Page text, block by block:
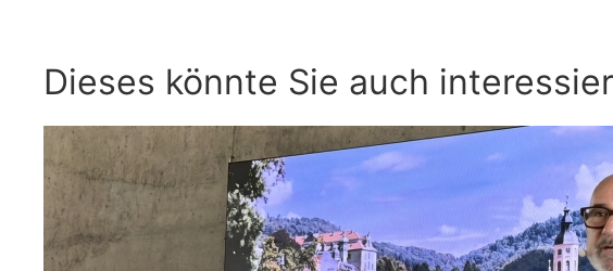
Dieses könnte Sie auch